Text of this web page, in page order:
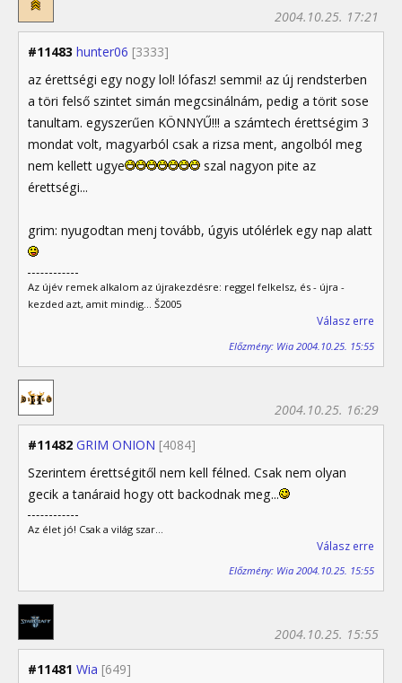
#11483 hunter06 [3333]
2004.10.25. 17:21
az érettségi egy nogy lol! lófasz! semmi! az új rendsterben
a töri felső szintet simán megcsinálnám, pedig a törit sose
tanultam. egyszerűen KÖNNYŰ!!! a számtech érettségim 3
mondat volt, magyarból csak a rizsa ment, angolból meg
nem kellett ugye
szal nagyon pite az
érettségi...
grim: nyugodtan menj tovább, úgyis utólérlek egy nap alatt
Az újév remek alkalom az újrakezdésre: reggel felkelsz, és - újra -
kezded azt, amit mindig... Š2005
Válasz erre
Előzmény: Wia 2004.10.25. 15:55
#11482 GRIM ONION [4084]
2004.10.25. 16:29
Szerintem érettségitől nem kell félned. Csak nem olyan
gecik a tanáraid hogy ott backodnak meg...
Az élet jó! Csak a világ szar...
Válasz erre
Előzmény: Wia 2004.10.25. 15:55
#11481 Wia [649]
2004.10.25. 15:55